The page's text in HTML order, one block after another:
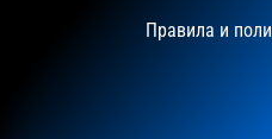
Правила и